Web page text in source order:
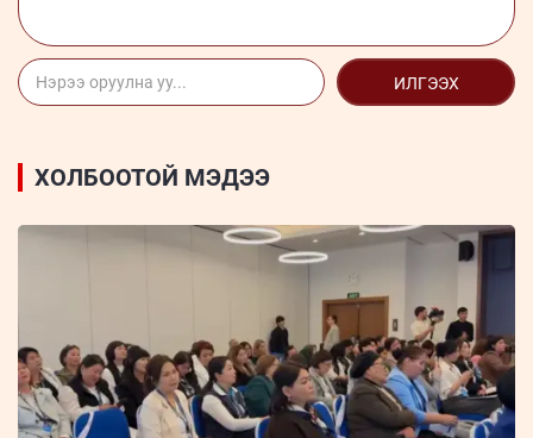
ИЛГЭЭХ
ХОЛБООТОЙ МЭДЭЭ